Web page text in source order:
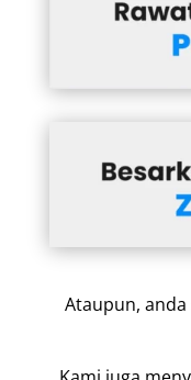
Ataupun,